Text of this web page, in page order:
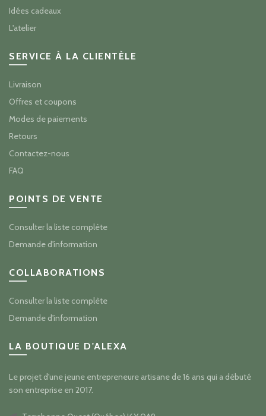
Idées cadeaux
L'atelier
SERVICE À LA CLIENTÈLE
Livraison
Offres et coupons
Modes de paiements
Retours
Contactez-nous
FAQ
POINTS DE VENTE
Consulter la liste complète
Demande d'information
COLLABORATIONS
Consulter la liste complète
Demande d'information
LA BOUTIQUE D'ALEXA
Le projet d'une jeune entrepreneure artisane de 16 ans qui a débuté
son entreprise en 2017.